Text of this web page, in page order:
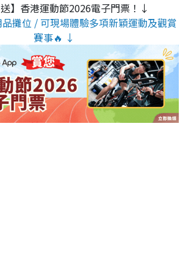
】香港運動節2026電子門票！↓
攤位 / 可現場體驗多項新穎運動及觀賞
賽事🔥 ↓